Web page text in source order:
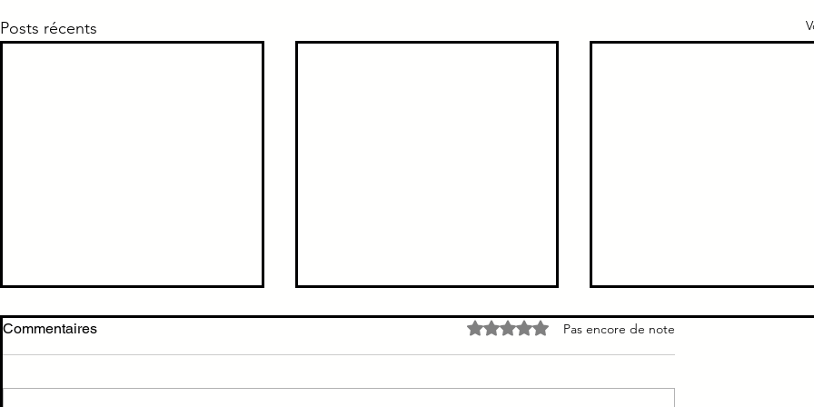
Posts récents
TTT mélanome NON muté
BRAF = Immunothérapie
= Immunothérapie
Trisomie 21 → PAPP-A ↘↘↘
Trisomie 21 → PAPP-A ↘↘↘
T1 Trisomie 21 ↗↘
Commentaires Noté 0 étoile sur 5.Pas encore de note